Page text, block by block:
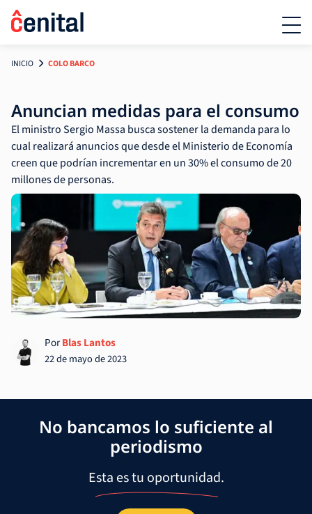
INICIO COLO BARCO
Anuncian medidas para el consumo
El ministro Sergio Massa busca sostener la demanda para lo
cual realizará anuncios que desde el Ministerio de Economía
creen que podrían incrementar en un 30% el consumo de 20
millones de personas.
PorBlas Lantos
22 de mayo de 2023
No bancamos lo suficiente al
periodismo
Esta es tu oportunidad.